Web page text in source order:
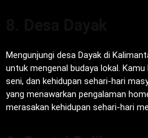
Mengunjungi desa Dayak di
untuk mengenal budaya lokal.
seni, dan kehidupan sehari-hari
yang menawarkan pengalaman
merasakan kehidupan sehari-hari